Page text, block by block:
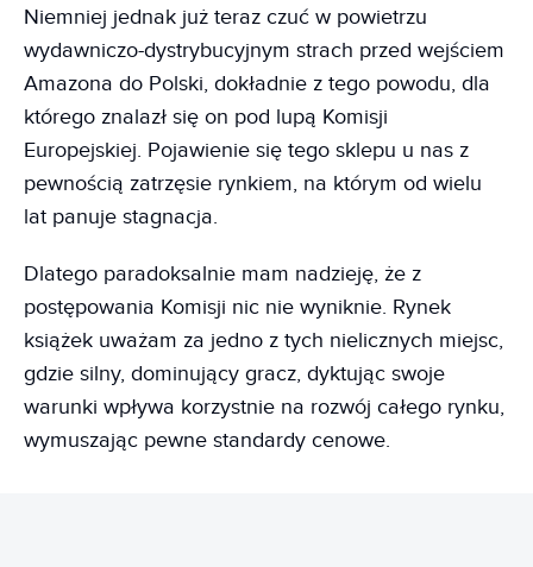
Niemniej jednak już teraz czuć w powietrzu
wydawniczo-dystrybucyjnym strach przed wejściem
Amazona do Polski, dokładnie z tego powodu, dla
którego znalazł się on pod lupą Komisji
Europejskiej. Pojawienie się tego sklepu u nas z
pewnością zatrzęsie rynkiem, na którym od wielu
lat panuje stagnacja.
Dlatego paradoksalnie mam nadzieję, że z
postępowania Komisji nic nie wyniknie. Rynek
książek uważam za jedno z tych nielicznych miejsc,
gdzie silny, dominujący gracz, dyktując swoje
warunki wpływa korzystnie na rozwój całego rynku,
wymuszając pewne standardy cenowe.